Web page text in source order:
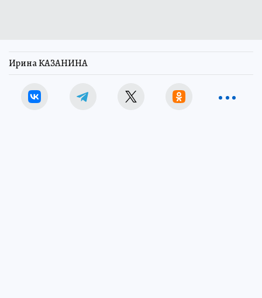
Ирина КАЗАНИНА